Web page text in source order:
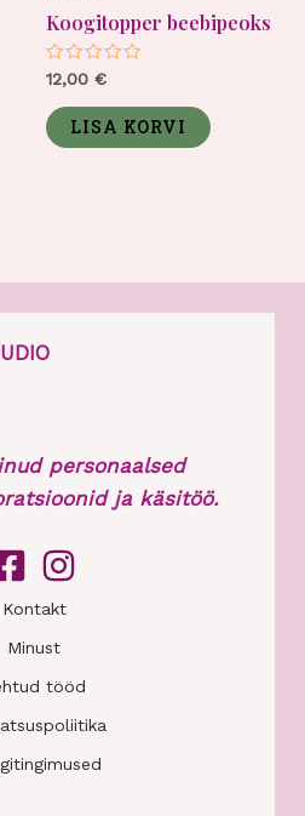
Koogitopper beebipeoks
Hinnanguga
5
12,00 €
LISA KORVI
personaalsed
ja käsitöö.
Kontakt
Minust
tööd